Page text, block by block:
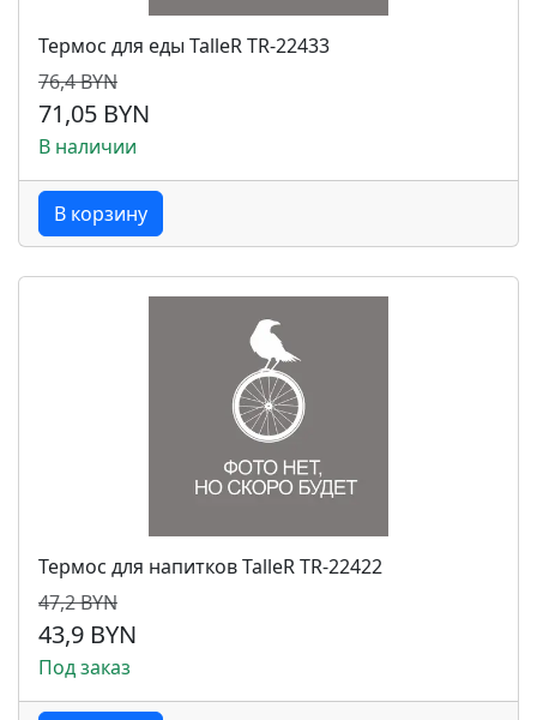
Термос для еды TalleR TR-22433
76,4 BYN
71,05 BYN
В наличии
В корзину
Термос для напитков TalleR TR-22422
47,2 BYN
43,9 BYN
Под заказ